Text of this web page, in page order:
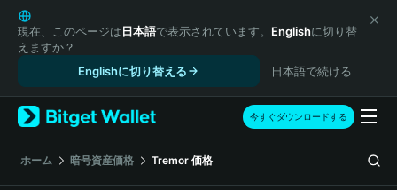
English
日本語
Tiếng Việt
Español (Latinoamérica)
Türkçe
Français
Deutsch
現在、このページは日本語で表示されています。 Englishに切り替
えますか？
Englishに切り替える
日本語で続ける
今すぐダウンロードする
ホーム 暗号資産価格 Tremor 価格